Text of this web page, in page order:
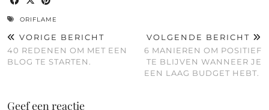
ORIFLAME
VORIGE BERICHT
40 REDENEN OM MET EEN
BLOG TE STARTEN.
VOLGENDE BERICHT
6 MANIEREN OM POSITIEF
TE BLIJVEN WANNEER JE
EEN LAAG BUDGET HEBT.
Geef een reactie